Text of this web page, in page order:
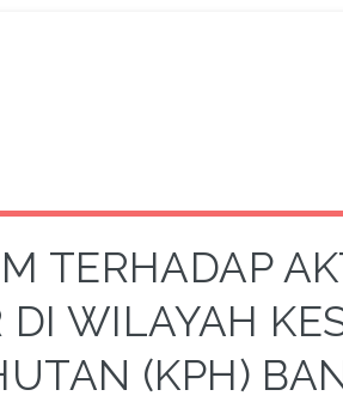
TERHADAP
WILAYAH
(KPH)